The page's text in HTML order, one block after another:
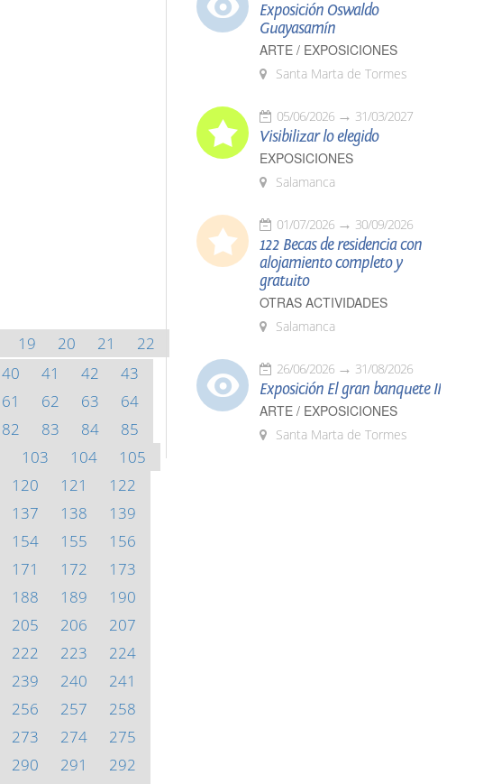
19 20 21
22
40 41 42
43
61 62 63
64
82 83 84
85
103 104
105
120 121
122
137 138
139
154 155
156
171 172
173
188 189
190
205 206
207
222 223
224
239 240
241
256 257
258
273 274
275
290 291
292
Exposición Oswaldo
Guayasamín
ARTE / EXPOSICIONES
Santa Marta de Tormes
05/06/2026 31/03/2027
Visibilizar lo elegido
EXPOSICIONES
Salamanca
01/07/2026 30/09/2026
122 Becas de residencia con
alojamiento completo y
gratuito
OTRAS ACTIVIDADES
Salamanca
26/06/2026 31/08/2026
Exposición El gran banquete II
ARTE / EXPOSICIONES
Santa Marta de Tormes